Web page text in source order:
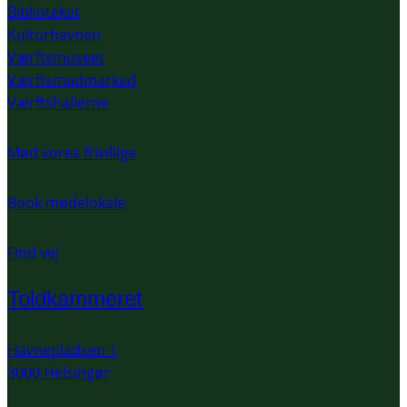
Biblioteket
Kulturhavnen
Værftsmuseet
Værftsmadmarked
Værftshallerne
Mød vores frivillige
Book mødelokale
Find vej
Toldkammeret
Havnepladsen 1
3000 Helsingør